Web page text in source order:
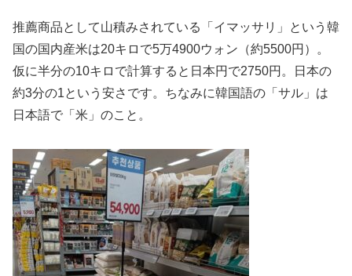
推薦商品として山積みされている「イマッサリ」という韓
国の国内産米は20キロで5万4900ウォン（約5500円）。
仮に半分の10キロで計算すると日本円で2750円。日本の
約3分の1という安さです。ちなみに韓国語の「サル」は
日本語で「米」のこと。